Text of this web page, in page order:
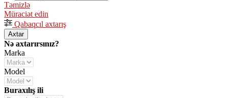
Təmizlə
Müraciət edin
Qabaqcıl axtarış
Axtar
Nə axtarırsınız?
Marka
Model
Buraxılış ili